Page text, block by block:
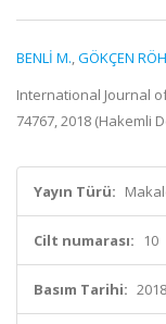
BENLİ M.,GÖKÇEN
International Journal
74767, 2018 (Hakemli
Yayın Türü:
Cilt numarası: 10
Basım Tarihi: 2018